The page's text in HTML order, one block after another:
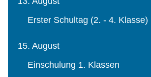
Erster Schultag (2. - 4. Klasse)
15. August
Einschulung 1. Klassen